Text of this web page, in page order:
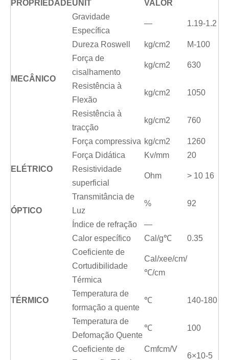
PROPRIEDADEUNIT VALOR
MECÂNICO
Gravidade
Específica
— 1.19-1.2
Dureza Roswell kg/cm2
M-100
Força de
cisalhamento
kg/cm2 630
Resistência à
Flexão
kg/cm2 1050
Resistência à
tracção
kg/cm2 760
Força compressiva kg/cm2 1260
ELÉTRICO
Força Didática Kv/mm
20
Resistividade
superficial
Ohm > 10 16
ÓPTICO
Transmitância de
Luz
% 92
Índice de refração —
TÉRMICO
Calor específico Cal/g℃
0.35
Coeficiente de
Cortudibilidade
Térmica
Cal/xee/cm/
℃/cm
Temperatura de
formação a quente
℃ 140-180
Temperatura de
Defomação Quente
℃ 100
Coeficiente de
Cmfcm/V
6×10-5